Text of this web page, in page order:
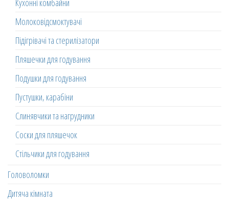
Кухонні комбайни
Молоковідсмоктувачі
Підігрівачі та стерилізатори
Пляшечки для годування
Подушки для годування
Пустушки, карабіни
Слинявчики та нагрудники
Соски для пляшечок
Стільчики для годування
Головоломки
Дитяча кімната